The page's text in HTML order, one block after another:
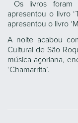
Os livros foram
apresentou o livro
apresentou o livro
A noite acabou
Cultural de São
música açoriana,
‘Chamarrita’.